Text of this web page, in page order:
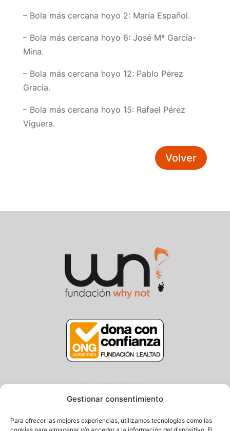
Gestionar consentimiento
Para ofrecer las mejores experiencias, utilizamos tecnologías como las
– Bola más cercana hoyo 2: María Español.
– Bola más cercana hoyo 6: José Mª García-
Mina.
– Bola más cercana hoyo 12: Pablo Pérez
Gracia.
– Bola más cercana hoyo 15: Rafael Pérez
Viguera.
Volver
Fundación Why Not
Centro/Txoko: Particular de Ategorrieta 3, Gros
20013 Donostia – Gipuzkoa